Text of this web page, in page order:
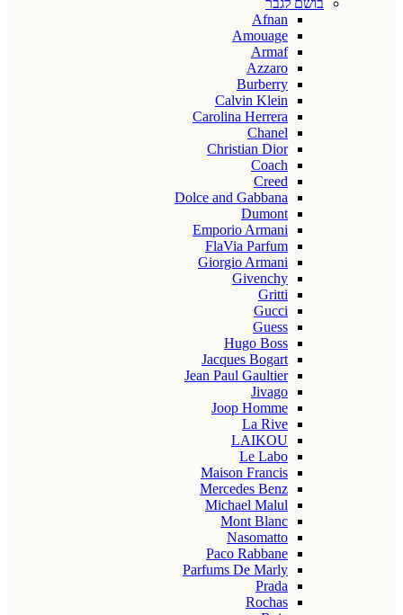
בושם לגבר
Afnan
Amouage
Armaf
Azzaro
Burberry
Calvin Klein
Carolina Herrera
Chanel
Christian Dior
Coach
Creed
Dolce and Gabbana
Dumont
Emporio Armani
FlaVia Parfum
Giorgio Armani
Givenchy
Gritti
Gucci
Guess
Hugo Boss
Jacques Bogart
Jean Paul Gaultier
Jivago
Joop Homme
La Rive
LAIKOU
Le Labo
Maison Francis
Mercedes Benz
Michael Malul
Mont Blanc
Nasomatto
Paco Rabbane
Parfums De Marly
Prada
Rochas